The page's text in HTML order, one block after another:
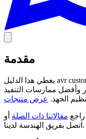
مقدمة
يغطي هذا الدليل avr customs clearance import duty guide، بما في
وأفضل ممارسات التنفيذ
الجهد.
مقالاتنا ذات الصلة أو
اتصل بفريق الهندسة لدينا.